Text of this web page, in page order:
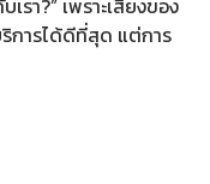
รา?” เพราะเสียงของ
การได้ดีที่สุด แต่การ